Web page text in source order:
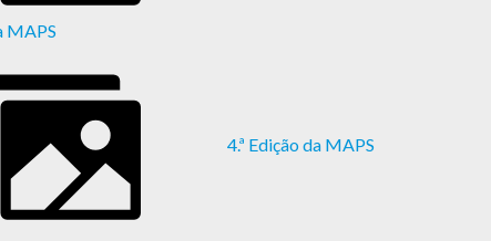
4.ª Edição da MAPS